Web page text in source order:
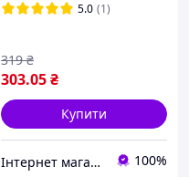
5.0 (1)
303.05₴
319 ₴
Купити
Інтернет магазин Surprise.in.ua 100%